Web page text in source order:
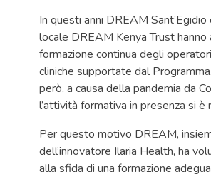
In questi anni DREAM
locale DREAM Kenya Trust hanno
formazione continua degli
cliniche supportate dal
però, a causa della pandemia da
l’attività formativa in presenza si è
Per questo motivo DREAM,
dell’innovatore Ilaria Health, ha
alla sfida di una formazione